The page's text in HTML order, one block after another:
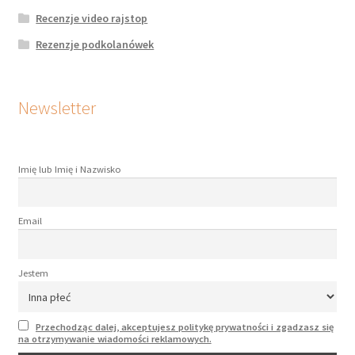
Recenzje video rajstop
Rezenzje podkolanówek
Newsletter
Imię lub Imię i Nazwisko
Email
Jestem
Przechodząc dalej, akceptujesz politykę prywatności i zgadzasz się
na otrzymywanie wiadomości reklamowych.